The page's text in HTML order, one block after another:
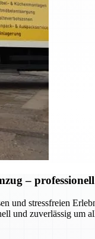
–
stressfreien
und zuverlässig um